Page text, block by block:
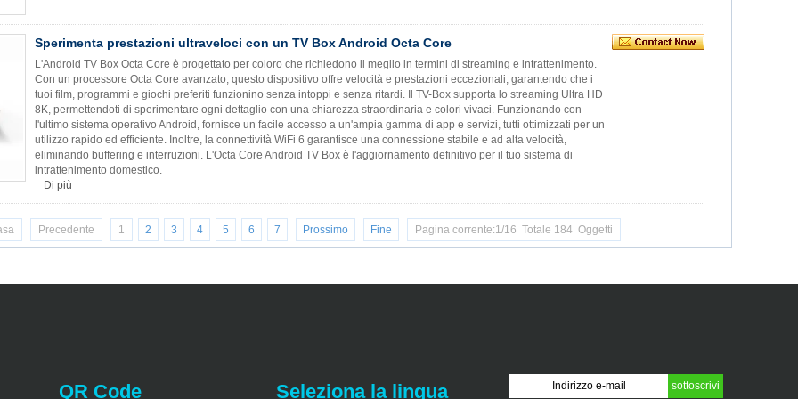
Sperimenta prestazioni ultraveloci con un TV Box Android Octa Core
L'Android TV Box Octa Core è progettato per coloro che richiedono il meglio in termini di streaming e intrattenimento.
Con un processore Octa Core avanzato, questo dispositivo offre velocità e prestazioni eccezionali, garantendo che i
tuoi film, programmi e giochi preferiti funzionino senza intoppi e senza ritardi. Il TV-Box supporta lo streaming Ultra HD
8K, permettendoti di sperimentare ogni dettaglio con una chiarezza straordinaria e colori vivaci. Funzionando con
l'ultimo sistema operativo Android, fornisce un facile accesso a un'ampia gamma di app e servizi, tutti ottimizzati per un
utilizzo rapido ed efficiente. Inoltre, la connettività WiFi 6 garantisce una connessione stabile e ad alta velocità,
eliminando buffering e interruzioni. L'Octa Core Android TV Box è l'aggiornamento definitivo per il tuo sistema di
intrattenimento domestico.
Di più
Precedente 1 2 3 4 5 6 7 Prossimo Fine Pagina corrente:1/16 Totale 184 Oggetti
QR Code Seleziona la lingua